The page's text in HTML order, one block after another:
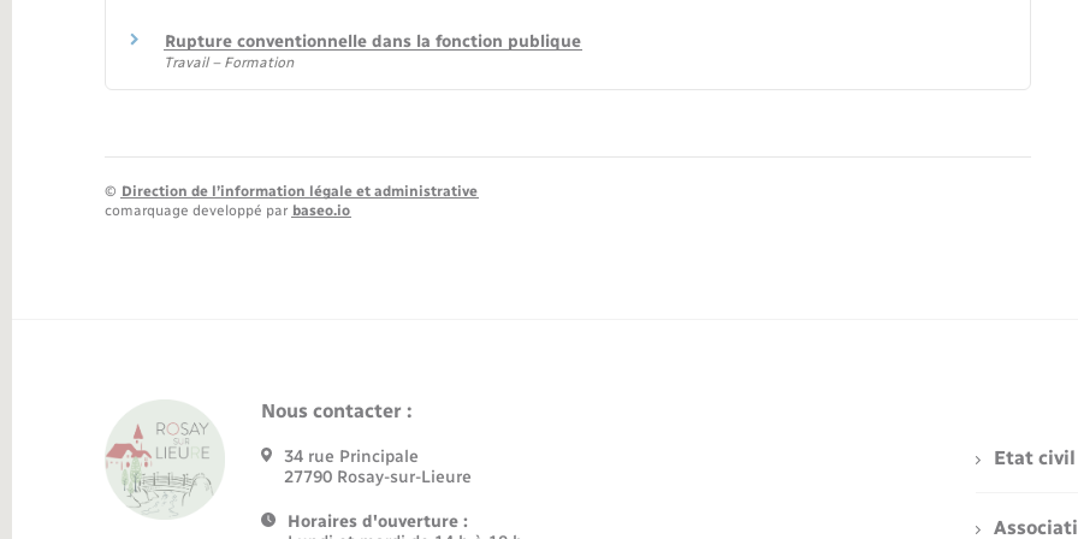
Rupture conventionnelle dans la fonction publique
Travail – Formation
© Direction de l’information légale et administrative
comarquage developpé par baseo.io
Nous contacter :
34 rue Principale
27790 Rosay-sur-Lieure
Horaires d'ouverture :
Etat civil